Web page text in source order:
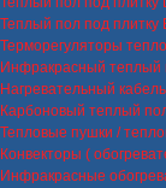
Теплый пол под плитку
Терморегуляторы
Инфракрасный теплый
Нагревательный
Карбоновый теплый
Тепловые пушки /
Конвекторы (
Инфракрасные